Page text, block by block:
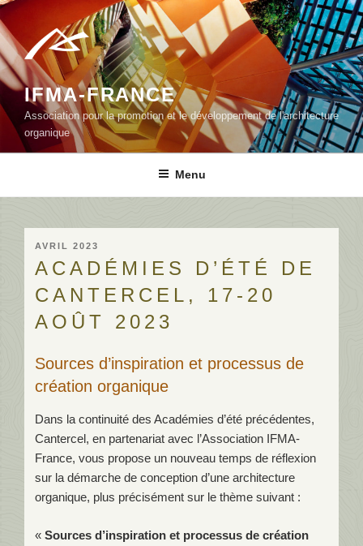
Aller
au
contenu
principal
IFMA-FRANCE
Association pour la promotion et le développement de l'architecture
organique
Menu
PUBLIÉ
LE
AVRIL 2023
ACADÉMIES D’ÉTÉ DE
CANTERCEL, 17-20
AOÛT 2023
Sources d’inspiration et processus de
création organique
Dans la continuité des Académies d’été précédentes,
Cantercel, en partenariat avec l’Association IFMA-
France, vous propose un nouveau temps de réflexion
sur la démarche de conception d’une architecture
organique, plus précisément sur le thème suivant :
« Sources d’inspiration et processus de création